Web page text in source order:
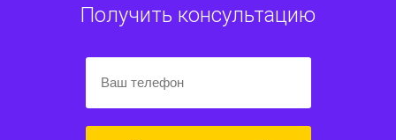
Получить консультацию